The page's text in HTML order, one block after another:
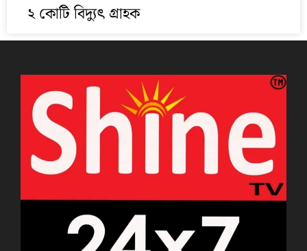
২ কোটি বিদ্যুৎ গ্রাহক